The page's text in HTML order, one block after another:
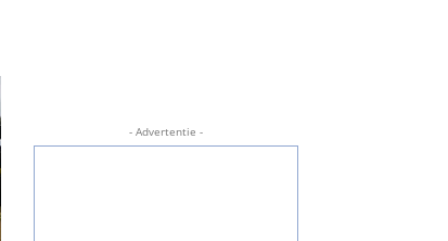
- Advertentie -